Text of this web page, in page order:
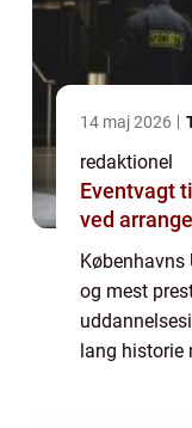
14 maj 2026
redaktionel
Eventvagt
ved
og mest
lang historie